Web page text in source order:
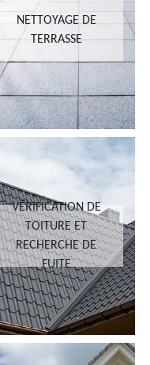
NETTOYAGE DE
TERRASSE
VÉRIFICATION DE
TOITURE ET
RECHERCHE DE
FUITE